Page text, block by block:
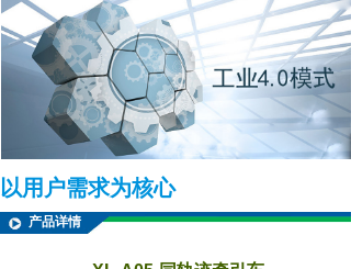
以用户需求为核心
产品详情